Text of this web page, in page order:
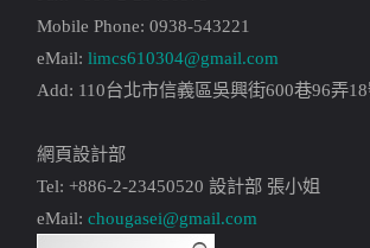
Mobile Phone: 0938-543221
eMail: limcs610304@gmail.com
Add: 110台北市信義區吳興街600巷96弄
網頁設計部
Tel: +886-2-23450520 設計部 張小姐
eMail: chougasei@gmail.com